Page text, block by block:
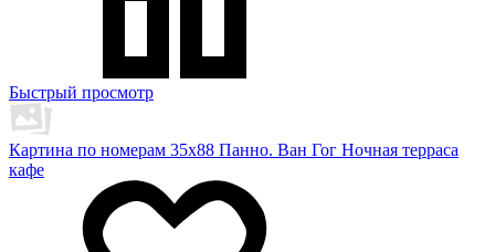
Быстрый просмотр
Картина по номерам 35х88 Панно. Ван Гог Ночная терраса
кафе